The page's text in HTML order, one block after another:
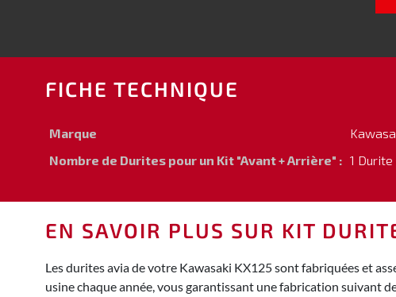
FICHE TECHNIQUE
Marque
Nombre de Durites pour un Kit "Avant + Arrière" : 1
EN SAVOIR PLUS SUR KIT
Les durites avia de votre Kawasaki KX125 sont fabriquées et
usine chaque année, vous garantissant une fabrication suivant